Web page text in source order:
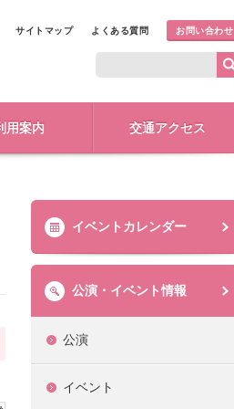
サイトマップ よくある質問 お問い合わせ
用案内 交通アクセス
イベントカレンダー
公演・イベント情報
公演
イベント